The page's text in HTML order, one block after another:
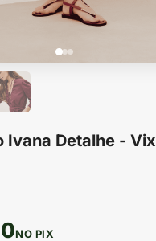
Ivana Detalhe - Vix
NO PIX